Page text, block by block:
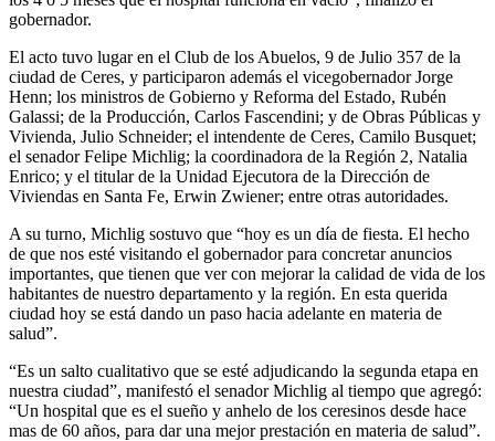
gobernador.
El acto tuvo lugar en el Club de los Abuelos, 9 de Julio 357 de la
ciudad de Ceres, y participaron además el vicegobernador Jorge
Henn; los ministros de Gobierno y Reforma del Estado, Rubén
Galassi; de la Producción, Carlos Fascendini; y de Obras Públicas y
Vivienda, Julio Schneider; el intendente de Ceres, Camilo Busquet;
el senador Felipe Michlig; la coordinadora de la Región 2, Natalia
Enrico; y el titular de la Unidad Ejecutora de la Dirección de
Viviendas en Santa Fe, Erwin Zwiener; entre otras autoridades.
A su turno, Michlig sostuvo que “hoy es un día de fiesta. El hecho
de que nos esté visitando el gobernador para concretar anuncios
importantes, que tienen que ver con mejorar la calidad de vida de los
habitantes de nuestro departamento y la región. En esta querida
ciudad hoy se está dando un paso hacia adelante en materia de
salud”.
“Es un salto cualitativo que se esté adjudicando la segunda etapa en
nuestra ciudad”, manifestó el senador Michlig al tiempo que agregó:
“Un hospital que es el sueño y anhelo de los ceresinos desde hace
mas de 60 años, para dar una mejor prestación en materia de salud”.